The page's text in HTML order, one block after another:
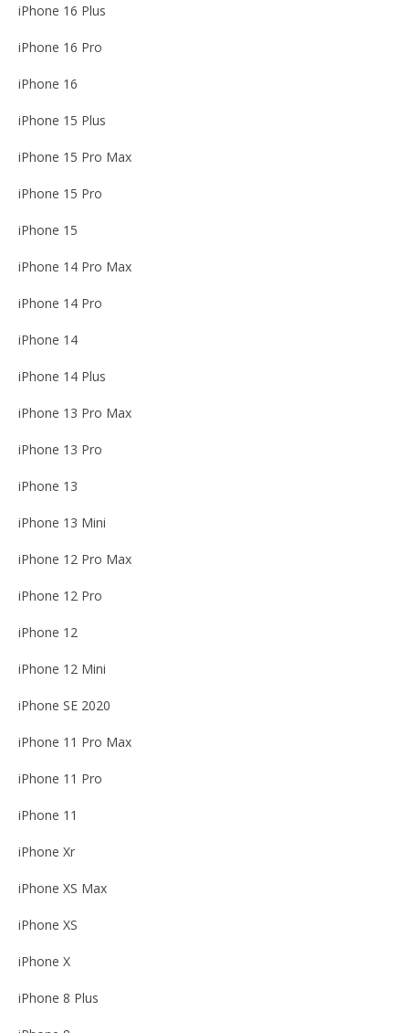
iPhone 16 Plus
iPhone 16 Pro
iPhone 16
iPhone 15 Plus
iPhone 15 Pro Max
iPhone 15 Pro
iPhone 15
iPhone 14 Pro Max
iPhone 14 Pro
iPhone 14
iPhone 14 Plus
iPhone 13 Pro Max
iPhone 13 Pro
iPhone 13
iPhone 13 Mini
iPhone 12 Pro Max
iPhone 12 Pro
iPhone 12
iPhone 12 Mini
iPhone SE 2020
iPhone 11 Pro Max
iPhone 11 Pro
iPhone 11
iPhone Xr
iPhone XS Max
iPhone XS
iPhone X
iPhone 8 Plus